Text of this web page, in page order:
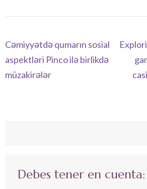
Navegación
de
entradas
Cəmiyyətdə qumarın sosial
aspektləri Pinco ilə birlikdə
müzakirələr
Debes tener en cuenta: